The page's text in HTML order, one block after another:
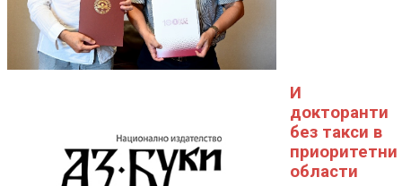
И
докторанти
без такси в
приоритетни
области